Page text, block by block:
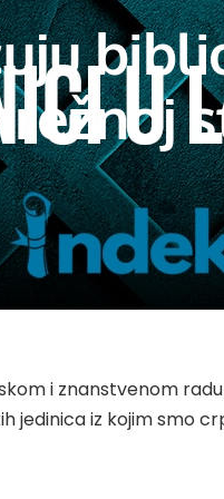
i znanstvenom
jedinica iz kojim smo